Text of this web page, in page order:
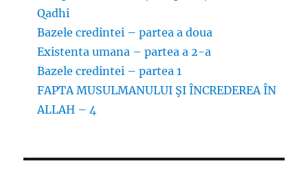
Qadhi
Bazele credintei – partea a doua
Existenta umana – partea a 2-a
Bazele credintei – partea 1
FAPTA MUSULMANULUI ŞI ÎNCREDEREA ÎN
ALLAH – 4